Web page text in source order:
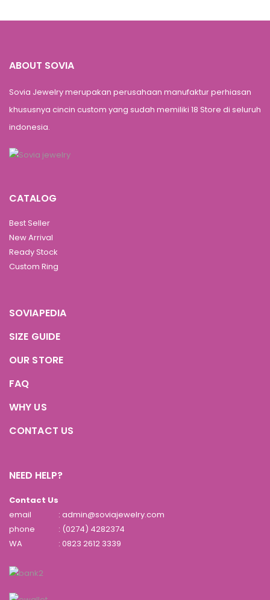
ABOUT SOVIA
Sovia Jewelry merupakan perusahaan manufaktur perhiasan
khususnya cincin custom yang sudah memiliki 18 Store di seluruh
indonesia.
CATALOG
Best Seller
New Arrival
Ready Stock
Custom Ring
SOVIAPEDIA
SIZE GUIDE
OUR STORE
FAQ
WHY US
CONTACT US
NEED HELP?
Contact Us
email
: admin@soviajewelry.com
phone
: (0274) 4282374
WA
: 0823 2612 3339